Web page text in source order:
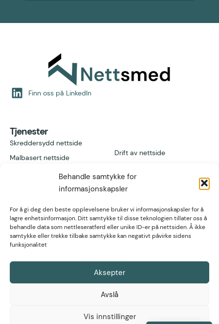
Behandle samtykke for
informasjonskapsler
For å gi deg den beste opplevelsene bruker vi informasjonskapsler for å
lagre enhetsinformasjon. Ditt samtykke til disse teknologien tillater oss å
behandle data som nettleseratferd eller unike ID-er på nettsiden. Å ikke
samtykke eller trekke tilbake samtykke kan negativt påvirke sidens
funksjonalitet
Aksepter
Avslå
Vis innstillinger
Finn oss på LinkedIn
Tjenester
Skreddersydd nettside
Malbasert nettside
Drift av nettside
Vil du bli reseller?
Lenker
Referanser
Artikler
Kontakt
Høgvollvegen 51A,
2312 Ottestad
post@nettsmed.no
Org nr. 934 297